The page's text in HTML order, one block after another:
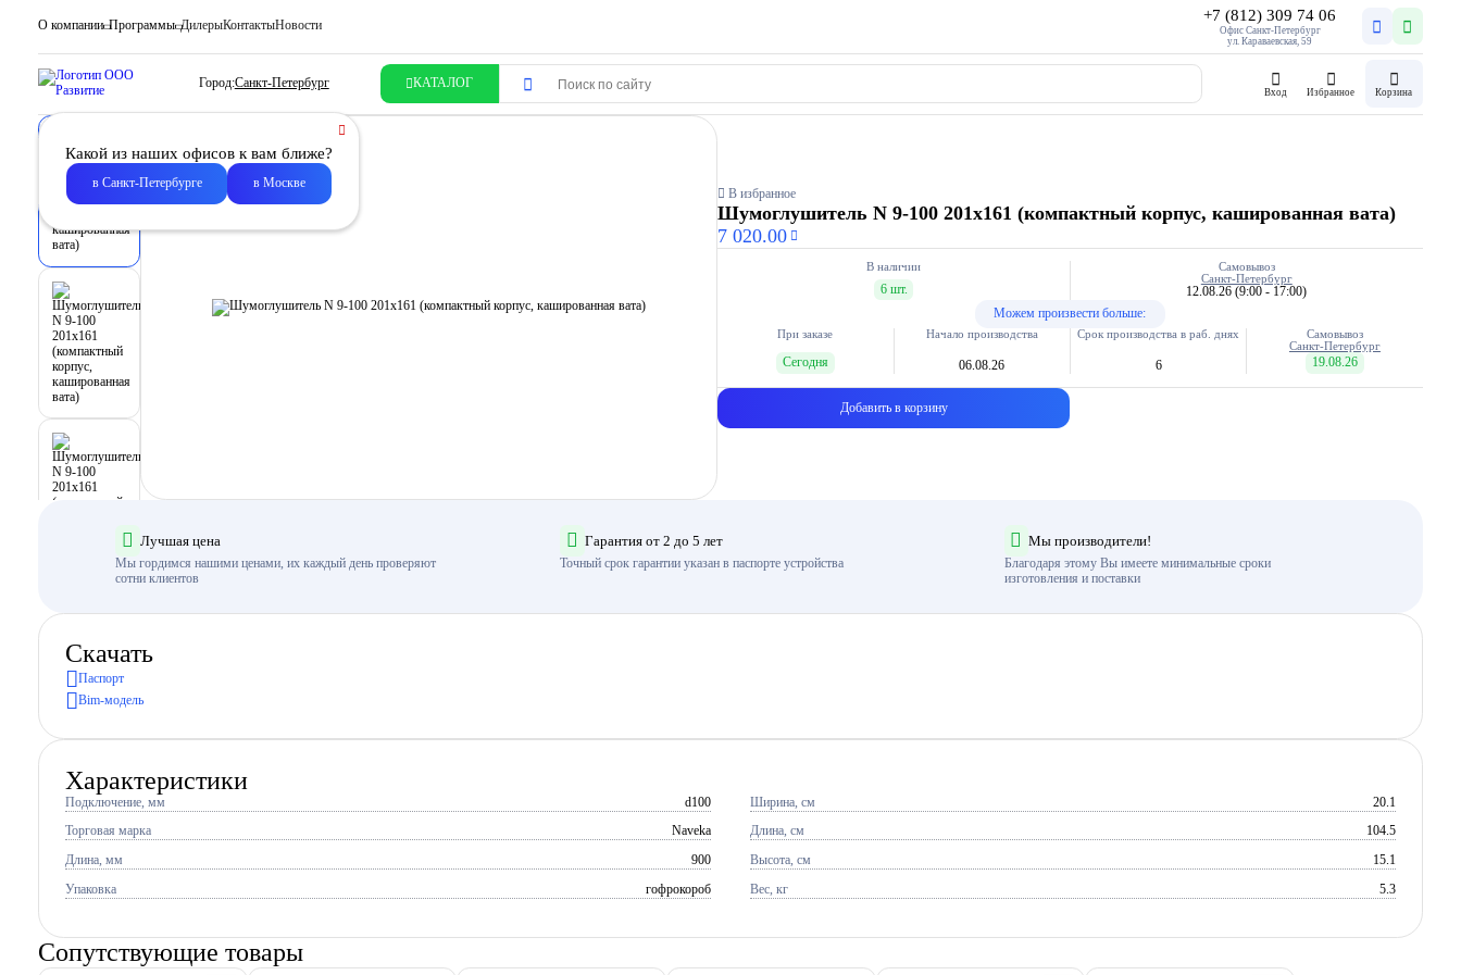
О компании Программы ДилерыКонтактыНовости
+7 (812) 309 74 06
Офис Санкт-Петербург
ул. Караваевская, 59
Город:Санкт-Петербург КАТАЛОГ
Вход Избранное Корзина
Какой из наших офисов к вам ближе?
в Санкт-Петербурге в Москве
В избранное
Шумоглушитель N 9-100 201х161 (компактный корпус, кашированная вата)
7 020.00
В наличии
6 шт.
Самовывоз
Санкт-Петербург
12.08.26(9:00 - 17:00)
Можем произвести больше:
При заказе
Сегодня
Начало производства
06.08.26
Срок производства в раб. днях
6
Самовывоз
Санкт-Петербург
19.08.26
Добавить в корзину
Лучшая цена
Мы гордимся нашими ценами, их каждый день проверяют
сотни клиентов
Гарантия от 2 до 5 лет
Точный срок гарантии указан в паспорте устройства
Мы производители!
Благодаря этому Вы имеете минимальные сроки
изготовления и поставки
Скачать
Паспорт
Bim-модель
Характеристики
Подключение, мм d100
Торговая марка Naveka
Длина, мм 900
Упаковка гофрокороб
Ширина, см 20.1
Длина, см 104.5
Высота, см 15.1
Вес, кг 5.3
Сопутствующие товары